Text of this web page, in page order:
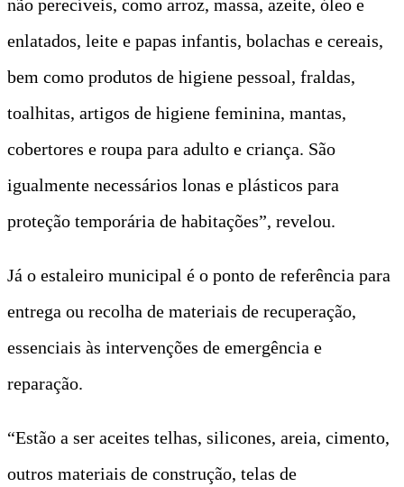
não perecíveis, como arroz, massa, azeite, óleo e
enlatados, leite e papas infantis, bolachas e cereais,
bem como produtos de higiene pessoal, fraldas,
toalhitas, artigos de higiene feminina, mantas,
cobertores e roupa para adulto e criança. São
igualmente necessários lonas e plásticos para
proteção temporária de habitações”, revelou.
Já o estaleiro municipal é o ponto de referência para
entrega ou recolha de materiais de recuperação,
essenciais às intervenções de emergência e
reparação.
“Estão a ser aceites telhas, silicones, areia, cimento,
outros materiais de construção, telas de